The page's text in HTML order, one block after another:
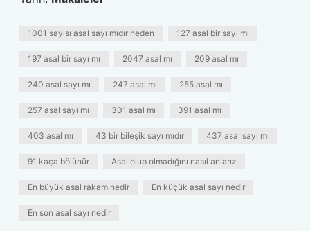
1001 sayısı asal sayı mıdır neden 127 asal bir sayı mı
197 asal bir sayı mı 2047 asal mı 209 asal mı
240 asal sayı mı 247 asal mı 255 asal mı
257 asal sayı mı 301 asal mı 391 asal mı
403 asal mı 43 bir bileşik sayı mıdır 437 asal sayı mı
91 kaça bölünür Asal olup olmadığını nasıl anlarız
En büyük asal rakam nedir En küçük asal sayı nedir
En son asal sayı nedir